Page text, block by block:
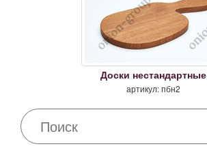
Доски нестандартные
артикул: пбн2